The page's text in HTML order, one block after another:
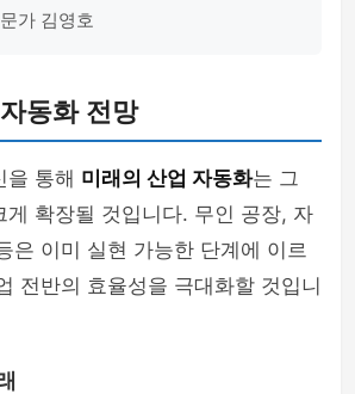
가 김영호
동화 전망
을 통해 미래의 산업 자동화는 그
게 확장될 것입니다. 무인 공장, 자
은 이미 실현 가능한 단계에 이르
전반의 효율성을 극대화할 것입니